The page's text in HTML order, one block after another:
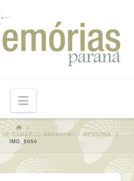
Navigation
HOME
CAMARGO MARANHÃO – MEDICINA
IMG_5050